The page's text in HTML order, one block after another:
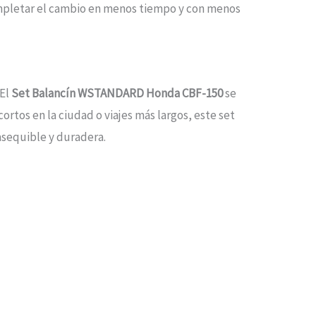
el cambio en menos tiempo y con menos
Set Balancín WSTANDARD Honda CBF-150se
en la ciudad o viajes más largos, este set
y duradera.